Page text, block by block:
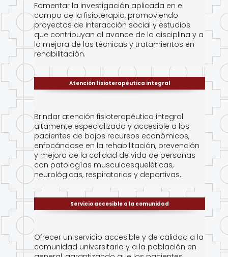
Fomentar la investigación aplicada en el
campo de la fisioterapia, promoviendo
proyectos de interacción social y estudios
que contribuyan al avance de la disciplina y a
la mejora de las técnicas y tratamientos en
rehabilitación.
Atención fisioterapéutica integral
Brindar atención fisioterapéutica integral
altamente especializado y accesible a los
pacientes de bajos recursos económicos,
enfocándose en la rehabilitación, prevención
y mejora de la calidad de vida de personas
con patologías musculoesqueléticas,
neurológicas, respiratorias y deportivas.
Servicio accesible a la comunidad
Ofrecer un servicio accesible y de calidad a la
comunidad universitaria y a la población en